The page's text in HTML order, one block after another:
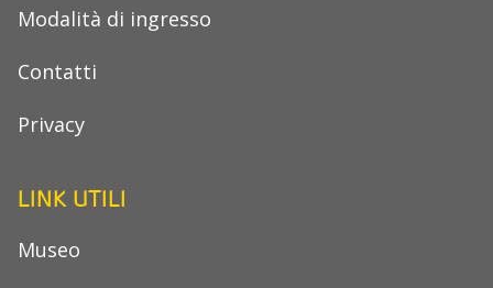
Modalità di ingresso
Contatti
Privacy
LINK UTILI
Museo